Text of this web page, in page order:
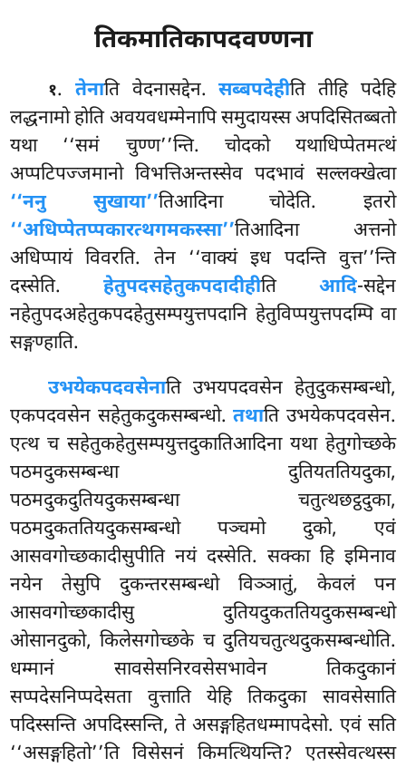
तिकमातिकापदवण्णना
१. तेनाति वेदनासद्देन.सब्बपदेहीति तीहि पदेहि
लद्धनामो होति अवयवधम्मेनापि समुदायस्स अपदिसितब्बतो
यथा ‘‘समं चुण्ण’’न्ति. चोदको यथाधिप्पेतमत्थं
अप्पटिपज्जमानो विभत्तिअन्तस्सेव पदभावं सल्लक्खेत्वा
‘‘ननु सुखाया’’तिआदिना चोदेति. इतरो
‘‘अधिप्पेतप्पकारत्थगमकस्सा’’तिआदिना अत्तनो
अधिप्पायं विवरति. तेन ‘‘वाक्यं इध पदन्ति वुत्त’’न्ति
दस्सेति. हेतुपदसहेतुकपदादीहीति आदि-सद्देन
नहेतुपदअहेतुकपदहेतुसम्पयुत्तपदानि हेतुविप्पयुत्तपदम्पि वा
सङ्गण्हाति.
उभयेकपदवसेनाति उभयपदवसेन हेतुदुकसम्बन्धो,
एकपदवसेन सहेतुकदुकसम्बन्धो.तथाति उभयेकपदवसेन.
एत्थ च सहेतुकहेतुसम्पयुत्तदुकातिआदिना यथा हेतुगोच्छके
पठमदुकसम्बन्धा दुतियततियदुका,
पठमदुकदुतियदुकसम्बन्धा चतुत्थछट्ठदुका,
पठमदुकततियदुकसम्बन्धो पञ्चमो दुको, एवं
आसवगोच्छकादीसुपीति नयं दस्सेति. सक्का हि इमिनाव
नयेन तेसुपि दुकन्तरसम्बन्धो विञ्ञातुं, केवलं पन
आसवगोच्छकादीसु दुतियदुकततियदुकसम्बन्धो
ओसानदुको, किलेसगोच्छके च दुतियचतुत्थदुकसम्बन्धोति.
धम्मानं सावसेसनिरवसेसभावेन तिकदुकानं
सप्पदेसनिप्पदेसता वुत्ताति येहि तिकदुका सावसेसाति
पदिस्सन्ति अपदिस्सन्ति, ते असङ्गहितधम्मापदेसो. एवं सति
‘‘असङ्गहितो’’ति विसेसनं किमत्थियन्ति? एतस्सेवत्थस्स